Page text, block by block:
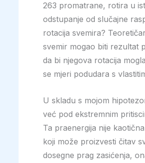
263 promatrane, rotira u
odstupanje od slučajne
rotacija svemira?
svemir mogao biti rezultat
da bi njegova rotacija
se mjeri podudara s
U skladu s mojom
već pod ekstremnim
Ta praenergija nije
koji može proizvesti čitav
dosegne prag zasićenja,